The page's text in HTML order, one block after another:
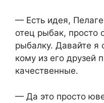
— Есть идея,
отец рыбак,
рыбалку. Давайте
кому из его друзей
качественные.
— Да это просто